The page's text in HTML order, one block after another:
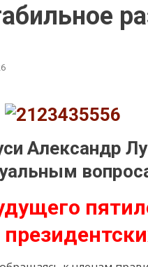
Александр